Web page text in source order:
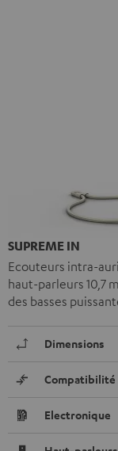
SUPREME IN
Ecouteurs intra-
haut-parleurs 10,7
des basses
Dimensions
Compatibilité
Electronique